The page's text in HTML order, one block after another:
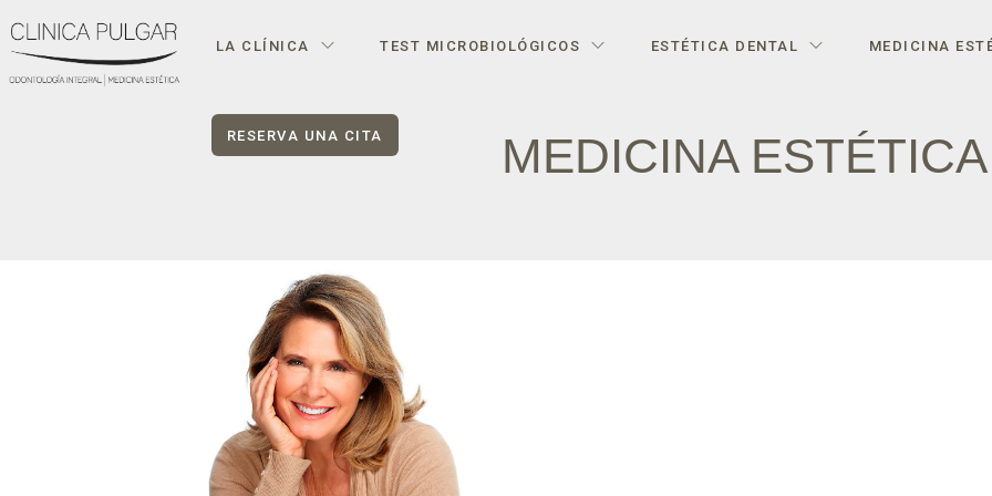
LA CLÍNICA TEST MICROBIOLÓGICOS ESTÉTICA DENTAL MEDICINA
RESERVA UNA CITA MEDICINA ESTÉTICA